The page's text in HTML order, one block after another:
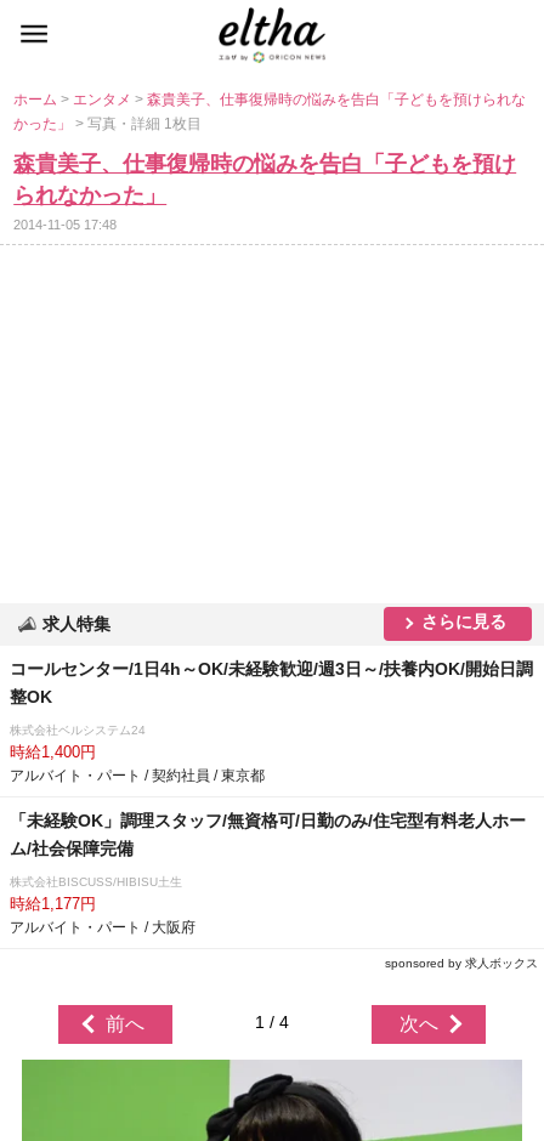
ホーム> エンタメ>森貴美子、仕事復帰時の悩みを告白「子どもを預けられな
かった」> 写真・詳細 1枚目
森貴美子、仕事復帰時の悩みを告白「子どもを預け
られなかった」
2014-11-05 17:48
求人特集 さらに見る
コールセンター/1日4h～OK/未経験歓迎/週3日～/扶養内OK/開始日調
整OK
株式会社ベルシステム24
時給1,400円
アルバイト・パート / 契約社員 / 東京都
「未経験OK」調理スタッフ/無資格可/日勤のみ/住宅型有料老人ホー
ム/社会保障完備
株式会社BISCUSS/HIBISU土生
時給1,177円
アルバイト・パート / 大阪府
sponsored by 求人ボックス
前へ 1 / 4 次へ